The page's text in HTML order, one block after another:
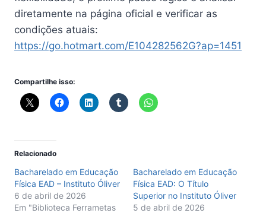
diretamente na página oficial e verificar as
condições atuais:
https://go.hotmart.com/E104282562G?ap=1451
Compartilhe isso:
Relacionado
Bacharelado em Educação
Física EAD – Instituto Óliver
6 de abril de 2026
Em "Biblioteca Ferrametas
Bacharelado em Educação
Física EAD: O Título
Superior no Instituto Óliver
5 de abril de 2026